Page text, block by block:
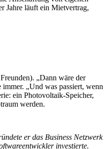
Jahre läuft ein Mietvertrag,
„Dann wäre der
„Und was passiert, wenn
ein Photovoltaik-Speicher,
werden.
er das Business Netzwerk
investierte.